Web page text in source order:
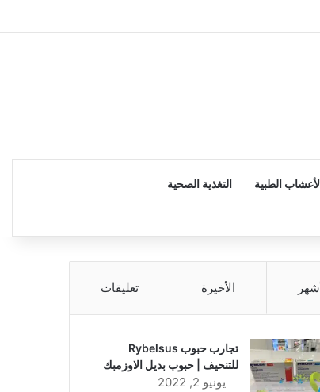
الطبية التغذية الصحية
الأخيرة تعليقات
تجارب حبوب Rybelsus
للتنحيف | حبوب بديل الاوزمبك
يونيو 2, 2022